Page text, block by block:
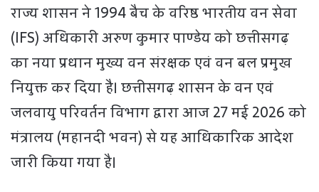
राज्य शासन ने 1994 बैच के वरिष्ठ भारतीय वन सेवा
(IFS) अधिकारी अरुण कुमार पाण्डेय को छत्तीसगढ़
का नया प्रधान मुख्य वन संरक्षक एवं वन बल प्रमुख
नियुक्त कर दिया है। छत्तीसगढ़ शासन के वन एवं
जलवायु परिवर्तन विभाग द्वारा आज 27 मई 2026 को
मंत्रालय (महानदी भवन) से यह आधिकारिक आदेश
जारी किया गया है।